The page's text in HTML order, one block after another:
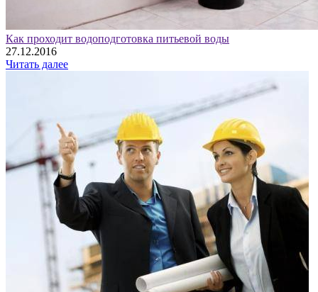
Как проходит водоподготовка питьевой воды
27.12.2016
Читать далее